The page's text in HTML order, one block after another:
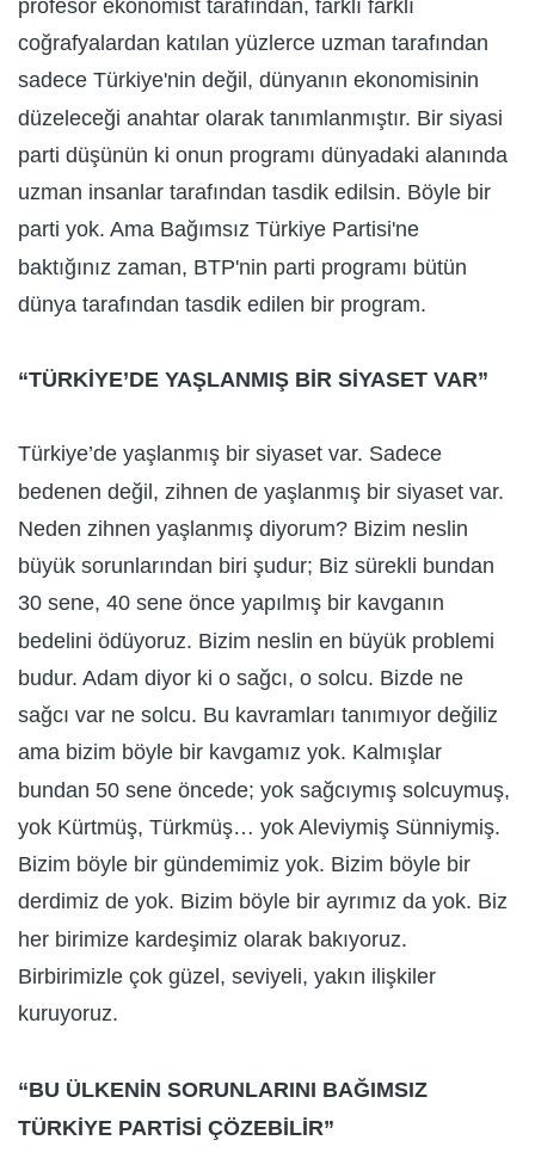
profesör ekonomist tarafından, farklı farklı
coğrafyalardan katılan yüzlerce uzman tarafından
sadece Türkiye'nin değil, dünyanın ekonomisinin
düzeleceği anahtar olarak tanımlanmıştır. Bir siyasi
parti düşünün ki onun programı dünyadaki alanında
uzman insanlar tarafından tasdik edilsin. Böyle bir
parti yok. Ama Bağımsız Türkiye Partisi'ne
baktığınız zaman, BTP'nin parti programı bütün
dünya tarafından tasdik edilen bir program.
“TÜRKİYE’DE YAŞLANMIŞ BİR SİYASET VAR”
Türkiye’de yaşlanmış bir siyaset var. Sadece
bedenen değil, zihnen de yaşlanmış bir siyaset var.
Neden zihnen yaşlanmış diyorum? Bizim neslin
büyük sorunlarından biri şudur; Biz sürekli bundan
30 sene, 40 sene önce yapılmış bir kavganın
bedelini ödüyoruz. Bizim neslin en büyük problemi
budur. Adam diyor ki o sağcı, o solcu. Bizde ne
sağcı var ne solcu. Bu kavramları tanımıyor değiliz
ama bizim böyle bir kavgamız yok. Kalmışlar
bundan 50 sene öncede; yok sağcıymış solcuymuş,
yok Kürtmüş, Türkmüş… yok Aleviymiş Sünniymiş.
Bizim böyle bir gündemimiz yok. Bizim böyle bir
derdimiz de yok. Bizim böyle bir ayrımız da yok. Biz
her birimize kardeşimiz olarak bakıyoruz.
Birbirimizle çok güzel, seviyeli, yakın ilişkiler
kuruyoruz.
“BU ÜLKENİN SORUNLARINI BAĞIMSIZ
TÜRKİYE PARTİSİ ÇÖZEBİLİR”